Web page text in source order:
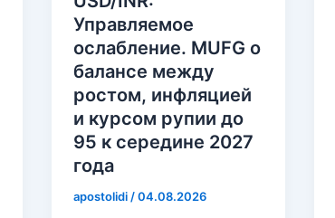
Управляемое
ослабление. MUFG о
балансе между
ростом, инфляцией
и курсом рупии до
95 к середине 2027
года
apostolidi/04.08.2026